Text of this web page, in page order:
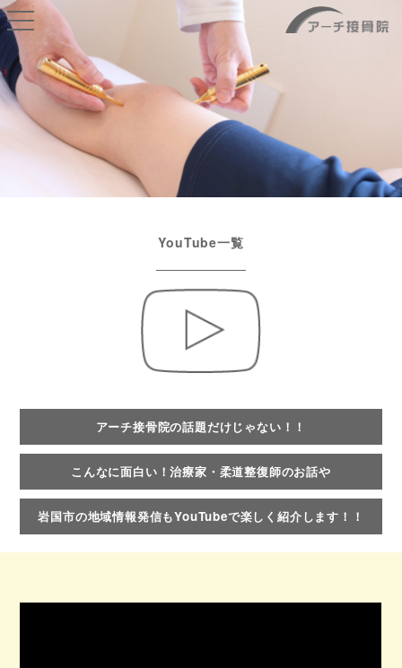
t
o
g
l
e
a
YouTube一覧
アーチ接骨院の話題だけじゃない！！
こんなに面白い！治療家・柔道整復師のお話や
岩国市の地域情報発信もYouTubeで楽しく紹介します！！